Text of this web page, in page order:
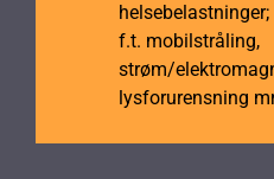
f.t. mobilstråling,
strøm/
lysforurensning